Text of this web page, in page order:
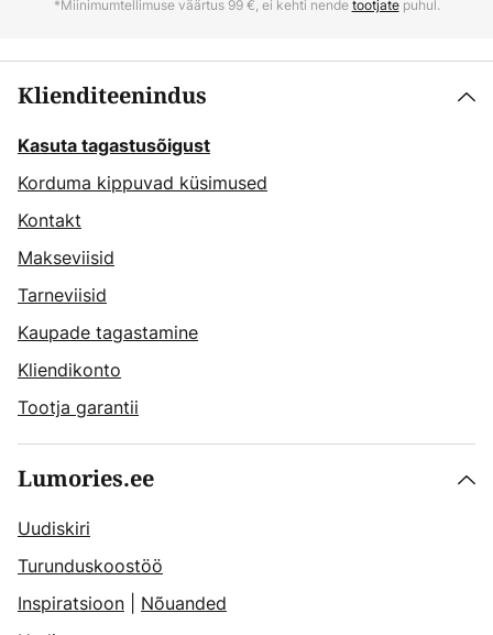
*Miinimumtellimuse väärtus 99 €, ei kehti nendetootjatepuhul.
Klienditeenindus
Kasuta tagastusõigust
Korduma kippuvad küsimused
Kontakt
Makseviisid
Tarneviisid
Kaupade tagastamine
Kliendikonto
Tootja garantii
Lumories.ee
Uudiskiri
Turunduskoostöö
Inspiratsioon
Nõuanded